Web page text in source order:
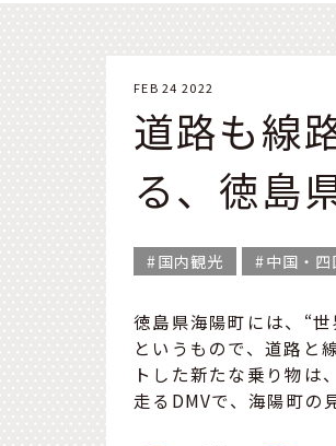
FEB 24 2022
道路も線
る、徳島
国内観光 中国・四
徳島県海陽町には、“
というもので、道路と
トした新たな乗り物は
走るDMVで、海陽町の